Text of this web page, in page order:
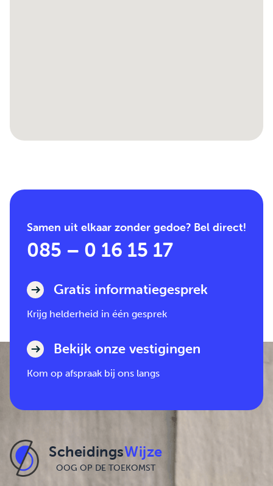
Samen uit elkaar zonder gedoe? Bel direct!
085 – 0 16 15 17
Gratis informatiegesprek
Krijg helderheid in één gesprek
Bekijk onze vestigingen
Kom op afspraak bij ons langs
ScheidingsWijze
OOG OP DE TOEKOMST